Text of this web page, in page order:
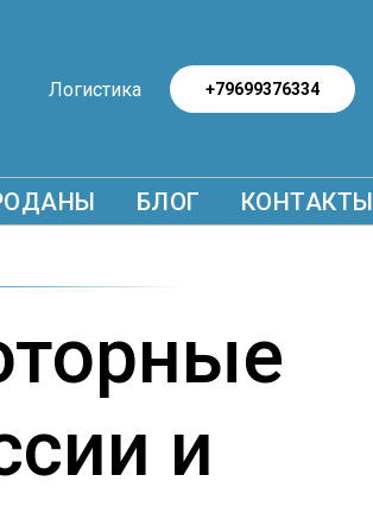
Логистика +79699376334
БЛОГ КОНТАКТЫ
и